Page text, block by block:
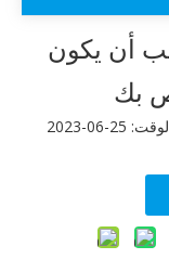
أن يكون
بك